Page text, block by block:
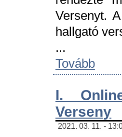
Versenyt.
hallgató
...
Tovább
I.
Verseny
2021. 03. 11. -